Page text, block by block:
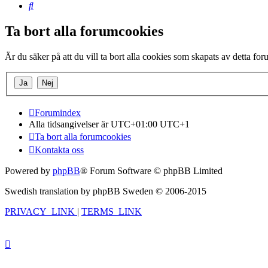
Sök
Ta bort alla forumcookies
Är du säker på att du vill ta bort alla cookies som skapats av detta
Forumindex
Alla tidsangivelser är UTC+01:00 UTC+1
Ta bort alla forumcookies
Kontakta oss
Powered by phpBB® Forum Software © phpBB Limited
Swedish translation by phpBB Sweden © 2006-2015
PRIVACY_LINK | TERMS_LINK